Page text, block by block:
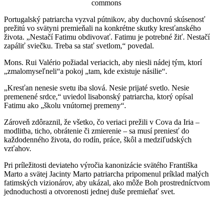
commons
Portugalský patriarcha vyzval pútnikov, aby duchovnú skúsenosť
prežitú vo svätyni premieňali na konkrétne skutky kresťanského
života. „Nestačí Fatimu obdivovať. Fatimu je potrebné žiť. Nestačí
zapáliť sviečku. Treba sa stať svetlom,“ povedal.
Mons. Rui Valério požiadal veriacich, aby niesli nádej tým, ktorí
„zmalomyseľneli“a pokoj „tam, kde existuje násilie“.
„Kresťan nenesie svetu iba slová. Nesie prijaté svetlo. Nesie
premenené srdce,“ uviedol lisabonský patriarcha, ktorý opísal
Fatimu ako „školu vnútornej premeny“.
Zároveň zdôraznil, že všetko, čo veriaci prežili v Cova da Iria –
modlitba, ticho, obrátenie či zmierenie – sa musí preniesť do
každodenného života, do rodín, práce, škôl a medziľudských
vzťahov.
Pri príležitosti deviateho výročia kanonizácie svätého Františka
Marto a svätej Jacinty Marto patriarcha pripomenul príklad malých
fatimských vizionárov, aby ukázal, ako môže Boh prostredníctvom
jednoduchosti a otvorenosti jednej duše premieňať svet.